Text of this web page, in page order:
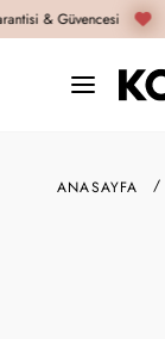
& Güvencesi
ANASAYFA